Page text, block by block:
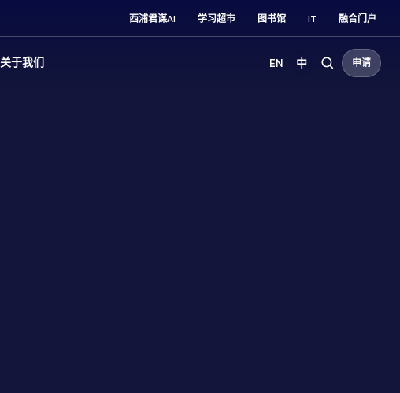
西浦君谋AI 学习超市 图书馆 IT 融合门户
关于我们 EN 中 申请